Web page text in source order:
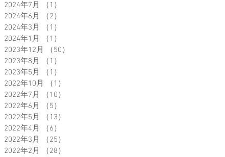
2024年7月
（1）
2024年6月
（2）
2024年3月
（1）
2024年1月
（1）
2023年12月
（50）
2023年8月
（1）
2023年5月
（1）
2022年10月
（1）
2022年7月
（10）
2022年6月
（5）
2022年5月
（13）
2022年4月
（6）
2022年3月
（25）
2022年2月
（28）